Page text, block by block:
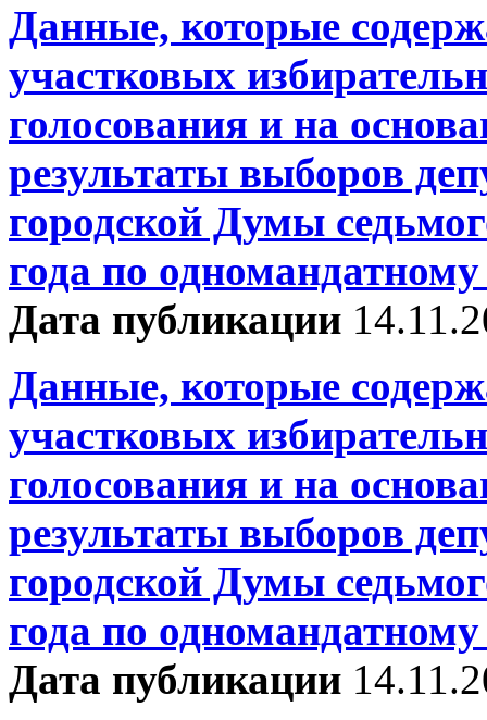
Данные, которые
участковых
голосования и на
результаты выборов
городской Думы
года по
Дата публикации
Данные, которые
участковых
голосования и на
результаты выборов
городской Думы
года по
Дата публикации